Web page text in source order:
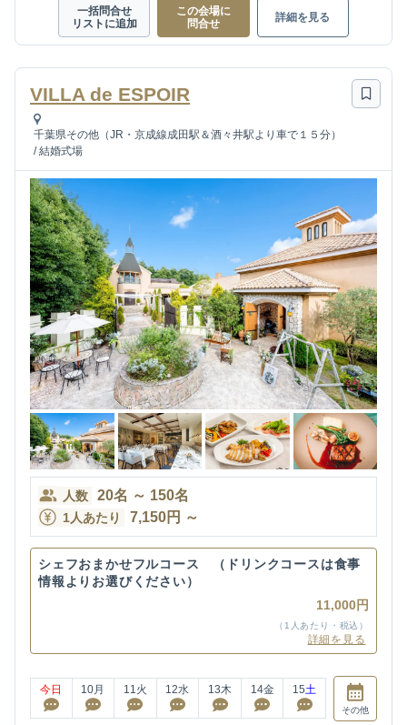
一括問合せ
リストに追加
この会場に
問合せ
詳細を見る
VILLA de ESPOIR
千葉県その他（JR・京成線成田駅＆酒々井駅より車で１５分）
/ 結婚式場
人数 20名 ～ 150名
1人あたり 7,150円 ～
シェフおまかせフルコース （ドリンクコースは食事
情報よりお選びください）
11,000円
（1人あたり・税込）
詳細を見る
今日 10月 11火 12水 13木 14金 15土
その他